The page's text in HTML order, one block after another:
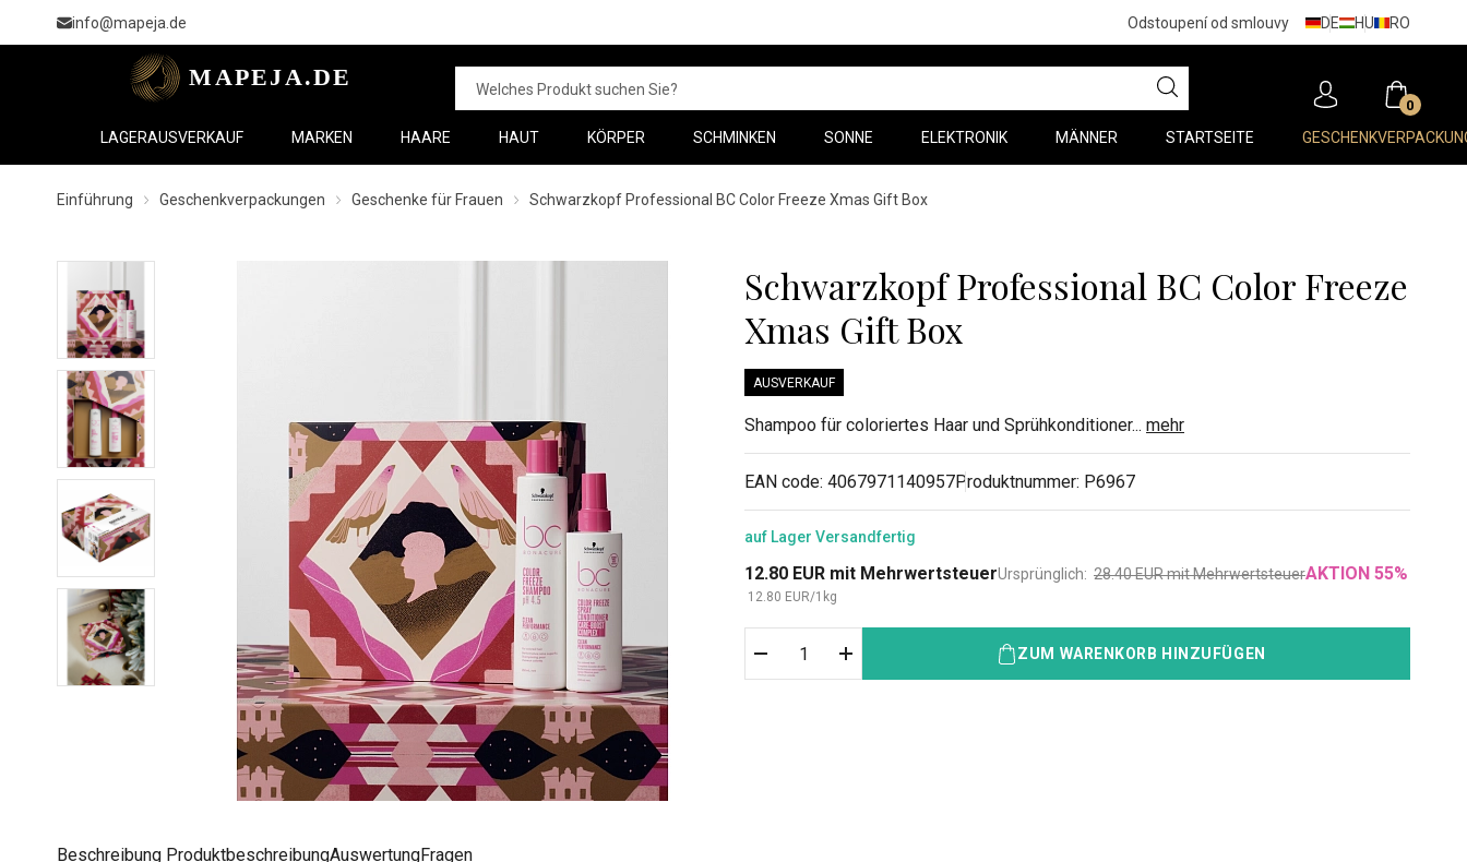
info@mapeja.de Odstoupení od smlouvy DE HU RO
0
LAGERAUSVERKAUF MARKEN HAARE HAUT KÖRPER SCHMINKEN SONNE ELEKTRONIK MÄNNER STARTSEITE
Einführung Geschenkverpackungen Geschenke für Frauen Schwarzkopf Professional BC Color Freeze Xmas Gift Box
Schwarzkopf Professional BC Color Freeze
Xmas Gift Box
AUSVERKAUF
Shampoo für coloriertes Haar und Sprühkonditioner... mehr
EAN code: 4067971140957Produktnummer: P6967
auf Lager Versandfertig
12.80 EUR mit Mehrwertsteuer
12.80 EUR/1 kg
Ursprünglich: 28.40EURmit MehrwertsteuerAKTION 55%
ZUM WARENKORB HINZUFÜGEN
Beschreibung ProduktbeschreibungAuswertungFragen